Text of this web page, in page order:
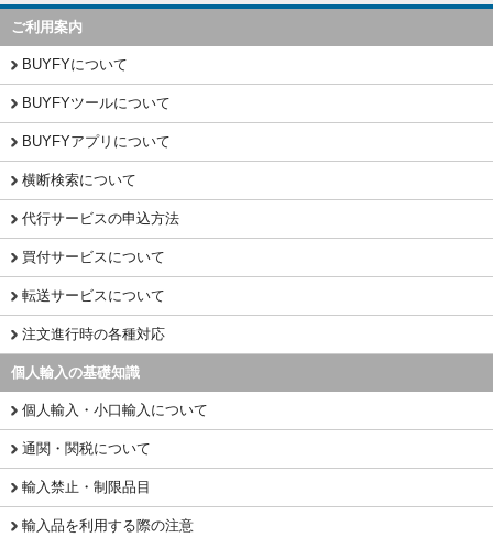
ご利用案内
BUYFYについて
BUYFYツールについて
BUYFYアプリについて
横断検索について
代行サービスの申込方法
買付サービスについて
転送サービスについて
注文進行時の各種対応
個人輸入の基礎知識
個人輸入・小口輸入について
通関・関税について
輸入禁止・制限品目
輸入品を利用する際の注意